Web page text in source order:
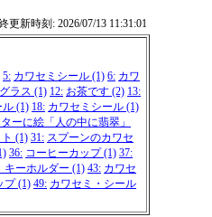
更新時刻: 2026/07/13 11:31:01
5: カワセミシール (1) 6: カワ
ラス (1) 12: お茶です (2) 13:
(1) 18: カワセミシール (1)
ーに絵「人の中に翡翠」
(1) 31: スプーンのカワセ
36: コーヒーカップ (1) 37:
キーホルダー (1) 43: カワセ
プ (1) 49: カワセミ・シール